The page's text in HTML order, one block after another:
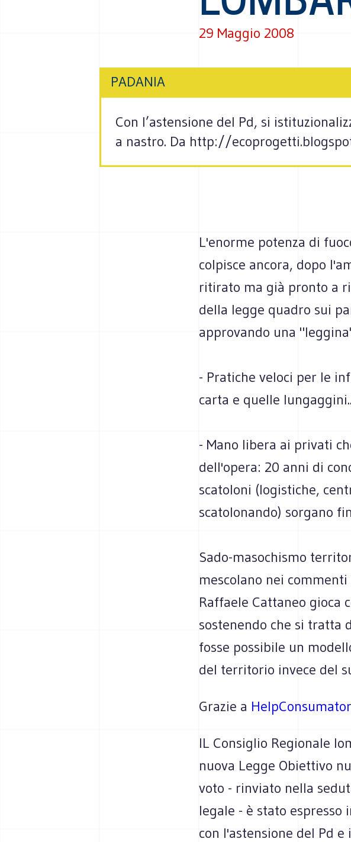
29 Maggio 2008
PADANIA
Con l’astensione del Pd, si
a nastro. Da http://
L'enorme potenza di
colpisce ancora, dopo
ritirato ma già pronto a
della legge quadro sui
approvando una
- Pratiche veloci per le
carta e quelle
- Mano libera ai privati
dell'opera: 20 anni di
scatoloni (logistiche,
scatolonando) sorgano
Sado-masochismo
mescolano nei
Raffaele Cattaneo gioca
sostenendo che si tratta
fosse possibile un
del territorio invece del
Grazie a
IL Consiglio Regionale
nuova Legge Obiettivo
voto - rinviato nella
legale - è stato
con l'astensione del Pd